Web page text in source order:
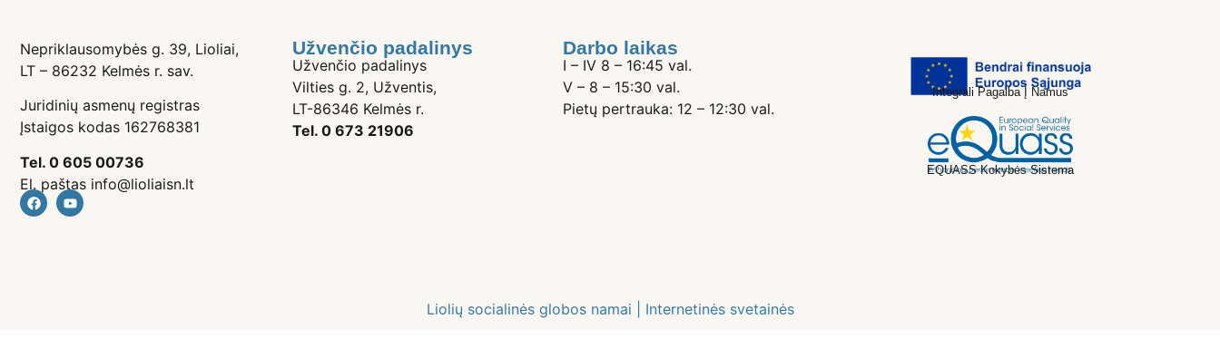
Nepriklausomybės g. 39, Lioliai,
LT – 86232 Kelmės r. sav.
Juridinių asmenų registras
Įstaigos kodas 162768381
Tel. 0 605 00736
El. paštas info@lioliaisn.lt
Užvenčio padalinys
Užvenčio padalinys
Vilties g. 2, Užventis,
LT-86346 Kelmės r.
Tel. 0 673 21906
Darbo laikas
I – IV 8 – 16:45 val.
V – 8 – 15:30 val.
Pietų pertrauka: 12 – 12:30 val.
Integrali Pagalba Į Namus
EQUASS Kokybės Sistema
Liolių socialinės globos namai | Internetinės svetainės